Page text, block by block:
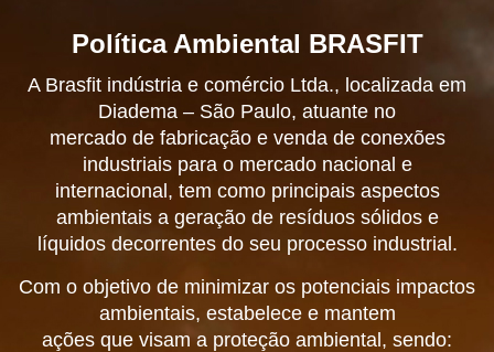
Política Ambiental BRASFIT
A Brasfit indústria e comércio Ltda., localizada em
Diadema – São Paulo, atuante no
mercado de fabricação e venda de conexões
industriais para o mercado nacional e
internacional, tem como principais aspectos
ambientais a geração de resíduos sólidos e
líquidos decorrentes do seu processo industrial.
Com o objetivo de minimizar os potenciais impactos
ambientais, estabelece e mantem
ações que visam a proteção ambiental, sendo: